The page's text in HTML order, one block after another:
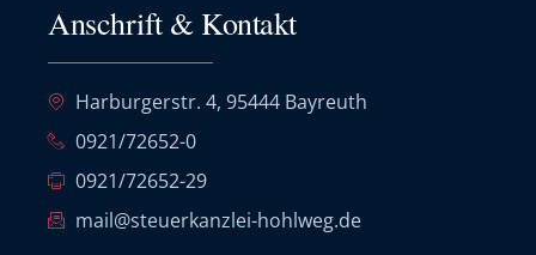
Anschrift & Kontakt
Harburgerstr. 4, 95444 Bayreuth
0921/72652-0
0921/72652-29
mail@steuerkanzlei-hohlweg.de